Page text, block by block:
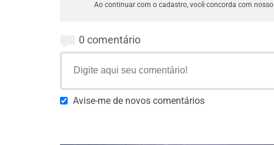
Ao continuar com o cadastro, você concorda com nosso
0 comentário
Avise-me de novos comentários